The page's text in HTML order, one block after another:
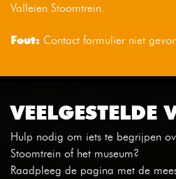
Valleien Stoomtrein.
Fout: Contact formulier niet
VEELGESTELDE
Hulp nodig om iets te begrijpen
Stoomtrein of het museum?
Raadpleeg de pagina met de